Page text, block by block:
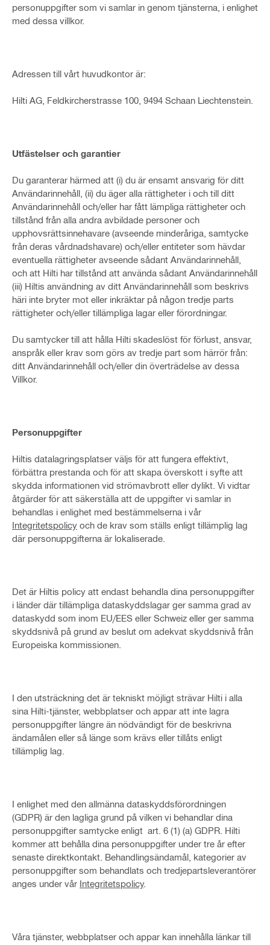
personuppgifter som vi samlar in genom tjänsterna, i enlighet
med dessa villkor.
Adressen till vårt huvudkontor är:
Hilti AG, Feldkircherstrasse 100, 9494 Schaan Liechtenstein.
Utfästelser och garantier
Du garanterar härmed att (i) du är ensamt ansvarig för ditt
Användarinnehåll, (ii) du äger alla rättigheter i och till ditt
Användarinnehåll och/eller har fått lämpliga rättigheter och
tillstånd från alla andra avbildade personer och
upphovsrättsinnehavare (avseende minderåriga, samtycke
från deras vårdnadshavare) och/eller entiteter som hävdar
eventuella rättigheter avseende sådant Användarinnehåll,
och att Hilti har tillstånd att använda sådant Användarinnehåll
(iii) Hiltis användning av ditt Användarinnehåll som beskrivs
häri inte bryter mot eller inkräktar på någon tredje parts
rättigheter och/eller tillämpliga lagar eller förordningar.
Du samtycker till att hålla Hilti skadeslöst för förlust, ansvar,
anspråk eller krav som görs av tredje part som härrör från:
ditt Användarinnehåll och/eller din överträdelse av dessa
Villkor.
Personuppgifter
Hiltis datalagringsplatser väljs för att fungera effektivt,
förbättra prestanda och för att skapa överskott i syfte att
skydda informationen vid strömavbrott eller dylikt. Vi vidtar
åtgärder för att säkerställa att de uppgifter vi samlar in
behandlas i enlighet med bestämmelserna i vår
Integritetspolicy och de krav som ställs enligt tillämplig lag
där personuppgifterna är lokaliserade.
Det är Hiltis policy att endast behandla dina personuppgifter
i länder där tillämpliga dataskyddslagar ger samma grad av
dataskydd som inom EU/EES eller Schweiz eller ger samma
skyddsnivå på grund av beslut om adekvat skyddsnivå från
Europeiska kommissionen.
I den utsträckning det är tekniskt möjligt strävar Hilti i alla
sina Hilti-tjänster, webbplatser och appar att inte lagra
personuppgifter längre än nödvändigt för de beskrivna
ändamålen eller så länge som krävs eller tillåts enligt
tillämplig lag.
I enlighet med den allmänna dataskyddsförordningen
(GDPR) är den lagliga grund på vilken vi behandlar dina
personuppgifter samtycke enligt art. 6 (1) (a) GDPR. Hilti
kommer att behålla dina personuppgifter under tre år efter
senaste direktkontakt. Behandlingsändamål, kategorier av
personuppgifter som behandlats och tredjepartsleverantörer
anges under vår Integritetspolicy.
Våra tjänster, webbplatser och appar kan innehålla länkar till